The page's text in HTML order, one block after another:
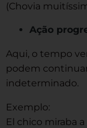
(Chovia
Ação
Aqui, o tempo
podem
indeterminado.
Exemplo:
El chico miraba a